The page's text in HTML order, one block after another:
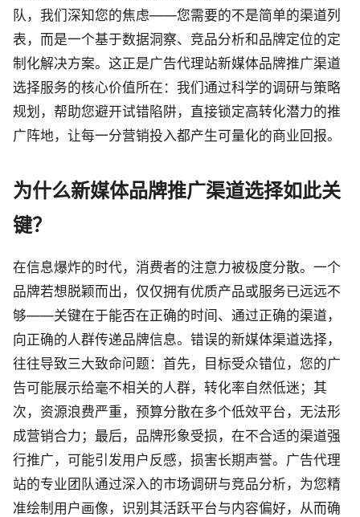
队，我们深知您的焦虑——您需要的不是简单的渠道列
表，而是一个基于数据洞察、竞品分析和品牌定位的定
制化解决方案。这正是广告代理站新媒体品牌推广渠道
选择服务的核心价值所在：我们通过科学的调研与策略
规划，帮助您避开试错陷阱，直接锁定高转化潜力的推
广阵地，让每一分营销投入都产生可量化的商业回报。
为什么新媒体品牌推广渠道选择如此关
键？
在信息爆炸的时代，消费者的注意力被极度分散。一个
品牌若想脱颖而出，仅仅拥有优质产品或服务已远远不
够——关键在于能否在正确的时间、通过正确的渠道，
向正确的人群传递品牌信息。错误的新媒体渠道选择，
往往导致三大致命问题：首先，目标受众错位，您的广
告可能展示给毫不相关的人群，转化率自然低迷；其
次，资源浪费严重，预算分散在多个低效平台，无法形
成营销合力；最后，品牌形象受损，在不合适的渠道强
行推广，可能引发用户反感，损害长期声誉。广告代理
站的专业团队通过深入的市场调研与竞品分析，为您精
准绘制用户画像，识别其活跃平台与内容偏好，从而确